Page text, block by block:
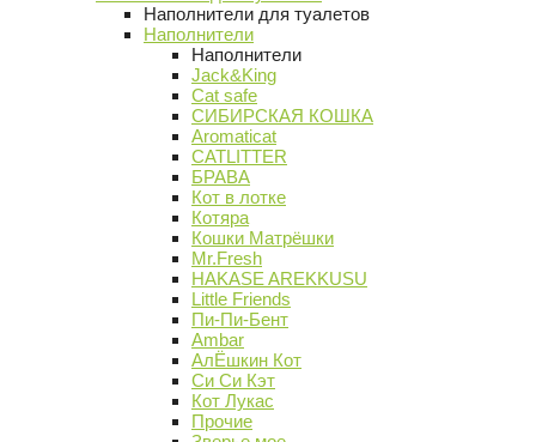
Наполнители для туалетов
Наполнители
Наполнители
Jack&King
Cat safe
СИБИРСКАЯ КОШКА
Aromaticat
CATLITTER
БРАВА
Кот в лотке
Котяра
Кошки Матрёшки
Mr.Fresh
HAKASE AREKKUSU
Little Friends
Пи-Пи-Бент
Ambar
АлЁшкин Кот
Си Си Кэт
Кот Лукас
Прочие